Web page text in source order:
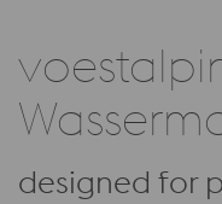
designed for